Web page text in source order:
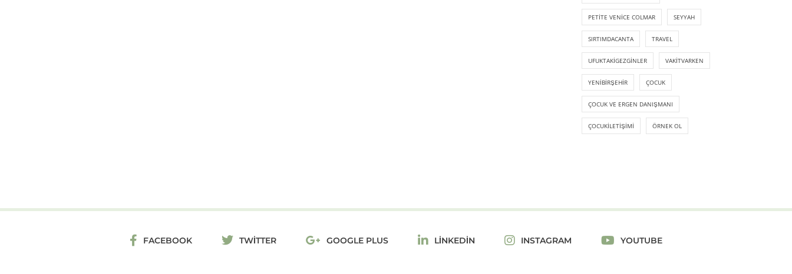
PETITE VENICE COLMAR SEYYAH
SIRTIMDACANTA TRAVEL
UFUKTAKIGEZGINLER VAKITVARKEN
YENIBIRŞEHIR ÇOCUK
ÇOCUK VE ERGEN DANIŞMANI
ÇOCUKILETIŞIMI ÖRNEK OL
FACEBOOK TWITTER GOOGLE PLUS LINKEDIN INSTAGRAM YOUTUBE